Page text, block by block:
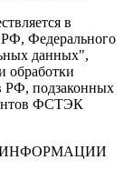
в
РФ, Федерального
данных",
обработки
РФ, подзаконных
ФСТЭК
ИНФОРМАЦИИ